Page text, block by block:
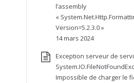
l’assembly
«
Version=5.2.3.0 »
14 mars 2024
Exception serveur de
Impossible de charger le